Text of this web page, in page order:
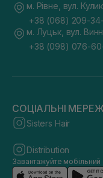
м. Рівне, вул.
+38 (068) 209-
м. Луцьк, вул.
+38 (098) 076-
СОЦІАЛЬНІ
Sisters Hair
Distribution
Завантажуйте